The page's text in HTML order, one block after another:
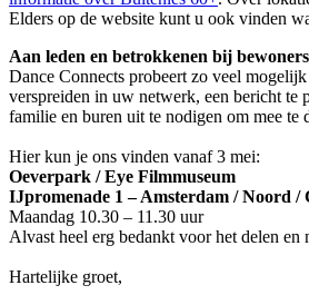
Elders op de website kunt u ook vinden
Aan leden en betrokkenen bij
Dance Connects probeert zo veel
verspreiden in uw netwerk, een bericht te
familie en buren uit te nodigen om mee te
Hier kun je ons vinden vanaf 3 mei:
Oeverpark / Eye Filmmuseum
IJpromenade 1 – Amsterdam / Noord /
Maandag 10.30 – 11.30 uur
Alvast heel erg bedankt voor het delen
Hartelijke groet,